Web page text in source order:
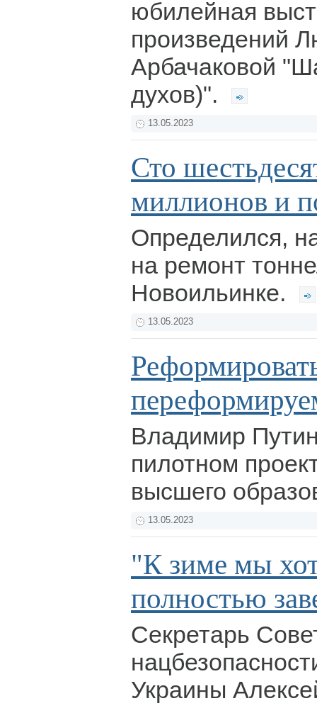
юбилейная
произведений
Арбачаковой
духов)".
13.05.2023
Сто
миллионов и
Определился,
на ремонт
Новоильинке.
13.05.2023
Владимир
пилотном
высшего
13.05.2023
"К зиме мы
полностью
Секретарь
Украины